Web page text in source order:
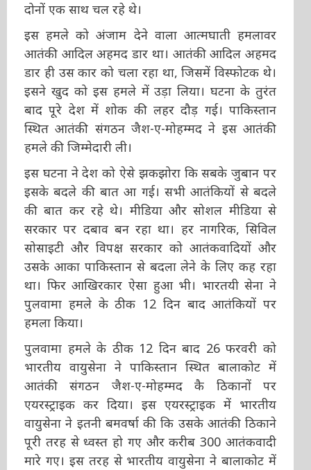
दोनों एक साथ चल रहे थे।
इस हमले को अंजाम देने वाला आत्मघाती हमलावर
आतंकी आदिल अहमद डार था। आतंकी आदिल अहमद
डार ही उस कार को चला रहा था, जिसमें विस्फोटक थे।
इसने खुद को इस हमले में उड़ा लिया। घटना के तुरंत
बाद पूरे देश में शोक की लहर दौड़ गई। पाकिस्तान
स्थित आतंकी संगठन जैश-ए-मोहम्मद ने इस आतंकी
हमले की जिम्मेदारी ली।
इस घटना ने देश को ऐसे झकझोरा कि सबके जुबान पर
इसके बदले की बात आ गई। सभी आतंकियों से बदले
की बात कर रहे थे। मीडिया और सोशल मीडिया से
सरकार पर दबाव बन रहा था। हर नागरिक, सिविल
सोसाइटी और विपक्ष सरकार को आतंकवादियों और
उसके आका पाकिस्तान से बदला लेने के लिए कह रहा
था। फिर आखिरकार ऐसा हुआ भी। भारतयी सेना ने
पुलवामा हमले के ठीक 12 दिन बाद आतंकियों पर
हमला किया।
पुलवामा हमले के ठीक 12 दिन बाद 26 फरवरी को
भारतीय वायुसेना ने पाकिस्तान स्थित बालाकोट में
आतंकी संगठन जैश-ए-मोहम्मद कै ठिकानों पर
एयरस्ट्राइक कर दिया। इस एयरस्ट्राइक में भारतीय
वायुसेना ने इतनी बमवर्षा की कि उसके आतंकी ठिकाने
पूरी तरह से ध्वस्त हो गए और करीब 300 आतंकवादी
मारे गए। इस तरह से भारतीय वायुसेना ने बालाकोट में